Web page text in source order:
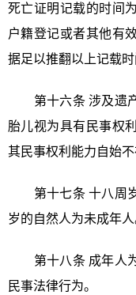
死亡证明记载的时间
户籍登记或者其他有
据足以推翻以上记载
第十六条 涉及遗产
胎儿视为具有民事权
其民事权利能力自始不
第十七条 十八周岁
岁的自然人为未成年人
第十八条 成年人为
民事法律行为。